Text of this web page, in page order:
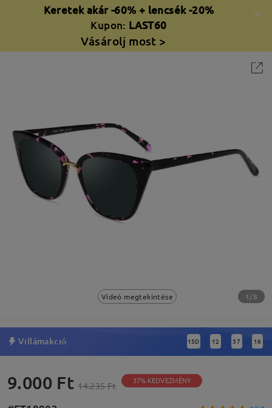
Keretek akár -60% + lencsék -20%
Kupon: LAST60
Vásárolj most >
Videó megtekintése 1/8
Villámakció 15D : 12 : 57 : 15
9.000 Ft 14.235 Ft 37% KEDVEZMÉNY